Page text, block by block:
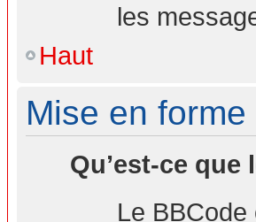
les
Haut
Mise en
Qu’est-ce que
Le